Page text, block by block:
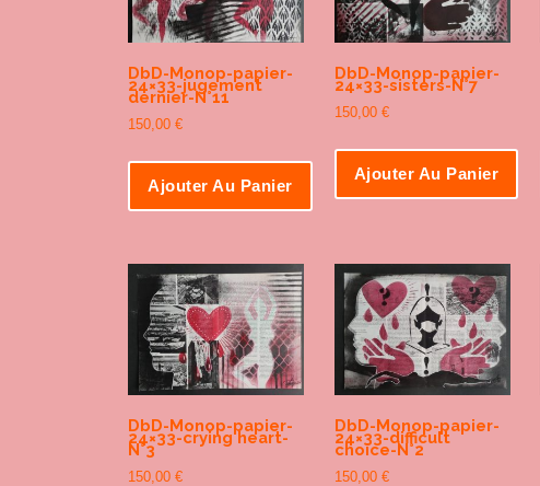
DbD-Monop-papier-
24×33-jugement
dernier-N°11
150,00 €
Ajouter Au Panier
DbD-Monop-papier-
24×33-sisters-N°7
150,00 €
Ajouter Au Panier
DbD-Monop-papier-
24×33-crying heart-
N°3
150,00 €
DbD-Monop-papier-
24×33-difficult
choice-N°2
150,00 €